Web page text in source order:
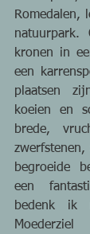
Romedalen,
kronen in
een
plaatsen
koeien en
brede,
zwerfstenen,
begroeide
een
bedenk ik